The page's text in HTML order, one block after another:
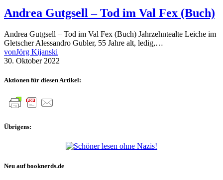
Andrea Gutgsell – Tod im Val Fex (Buch)
Andrea Gutgsell – Tod im Val Fex (Buch) Jahrzehntealte Leiche im
Gletscher Alessandro Gubler, 55 Jahre alt, ledig,…
vonJörg Kijanski
30. Oktober 2022
Aktionen für diesen Artikel:
Übrigens:
Neu auf booknerds.de